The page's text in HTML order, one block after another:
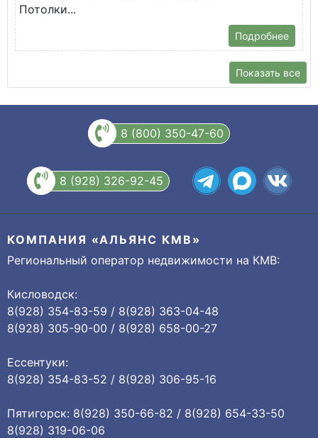
Потолки...
Подробнее
Показать все
8 (800) 350-47-60
8 (928) 326-92-45
КОМПАНИЯ «АЛЬЯНС КМВ»
Региональный оператор недвижимости на КМВ:
Кисловодск:
8(928) 354-83-59 / 8(928) 363-04-48
8(928) 305-90-00 / 8(928) 658-00-27
Ессентуки:
8(928) 354-83-52 / 8(928) 306-95-16
Пятигорск: 8(928) 350-66-82 / 8(928) 654-33-50
8(928) 319-06-06